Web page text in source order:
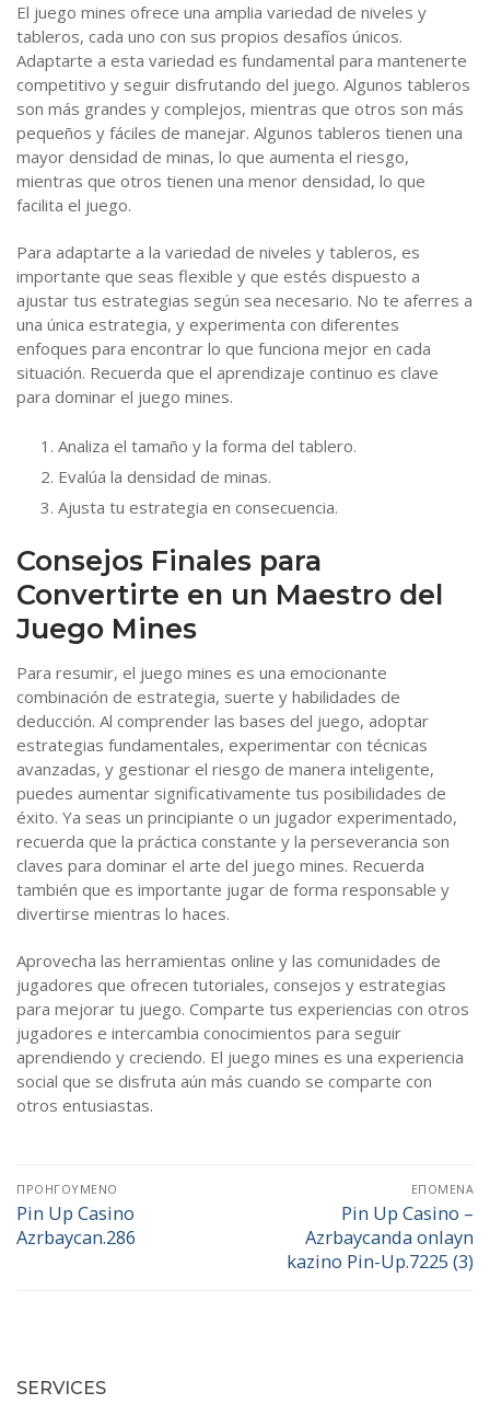
El juego mines ofrece una amplia variedad de niveles y
tableros, cada uno con sus propios desafíos únicos.
Adaptarte a esta variedad es fundamental para mantenerte
competitivo y seguir disfrutando del juego. Algunos tableros
son más grandes y complejos, mientras que otros son más
pequeños y fáciles de manejar. Algunos tableros tienen una
mayor densidad de minas, lo que aumenta el riesgo,
mientras que otros tienen una menor densidad, lo que
facilita el juego.
Para adaptarte a la variedad de niveles y tableros, es
importante que seas flexible y que estés dispuesto a
ajustar tus estrategias según sea necesario. No te aferres a
una única estrategia, y experimenta con diferentes
enfoques para encontrar lo que funciona mejor en cada
situación. Recuerda que el aprendizaje continuo es clave
para dominar el juego mines.
Analiza el tamaño y la forma del tablero.
Evalúa la densidad de minas.
Ajusta tu estrategia en consecuencia.
Consejos Finales para
Convertirte en un Maestro del
Juego Mines
Para resumir, el juego mines es una emocionante
combinación de estrategia, suerte y habilidades de
deducción. Al comprender las bases del juego, adoptar
estrategias fundamentales, experimentar con técnicas
avanzadas, y gestionar el riesgo de manera inteligente,
puedes aumentar significativamente tus posibilidades de
éxito. Ya seas un principiante o un jugador experimentado,
recuerda que la práctica constante y la perseverancia son
claves para dominar el arte del juego mines. Recuerda
también que es importante jugar de forma responsable y
divertirse mientras lo haces.
Aprovecha las herramientas online y las comunidades de
jugadores que ofrecen tutoriales, consejos y estrategias
para mejorar tu juego. Comparte tus experiencias con otros
jugadores e intercambia conocimientos para seguir
aprendiendo y creciendo. El juego mines es una experiencia
social que se disfruta aún más cuando se comparte con
otros entusiastas.
Πλοήγηση
άρθρων
ΠΡΟΗΓΟΎΜΕΝΟ
Προηγούμενο
άρθρο:
Pin Up Casino
Azrbaycan.286
ΕΠΌΜΕΝΑ
Επόμενο
άρθρο:
Pin Up Casino –
Azrbaycanda onlayn
kazino Pin-Up.7225 (3)
SERVICES